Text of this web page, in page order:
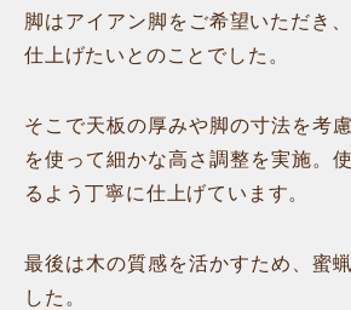
脚はアイアン脚をご希望いただき
仕上げたいとのことでした。
そこで天板の厚みや脚の寸法を考
を使って細かな高さ調整を実施。
るよう丁寧に仕上げています。
最後は木の質感を活かすため、蜜
した。